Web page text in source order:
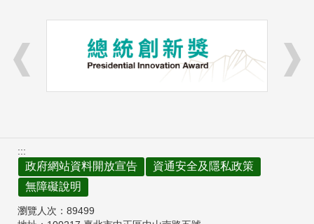
:::
政府網站資料開放宣告
資通安全及隱私政策
無障礙說明
瀏覽人次： 89499